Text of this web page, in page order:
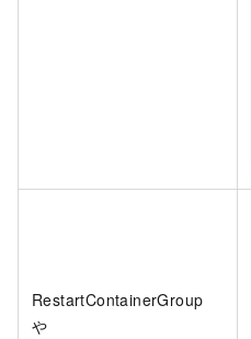
RestartContainerGroup
や